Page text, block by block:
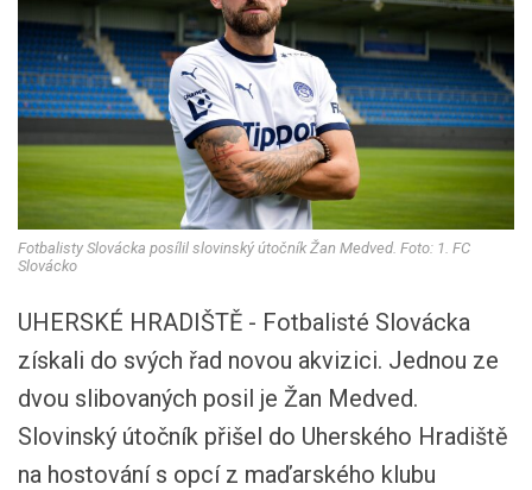
Fotbalisty Slovácka posílil slovinský útočník Žan Medved. Foto: 1. FC
Slovácko
UHERSKÉ HRADIŠTĚ - Fotbalisté Slovácka
získali do svých řad novou akvizici. Jednou ze
dvou slibovaných posil je Žan Medved.
Slovinský útočník přišel do Uherského Hradiště
na hostování s opcí z maďarského klubu